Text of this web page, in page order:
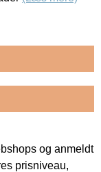
og anmeldt
prisniveau,